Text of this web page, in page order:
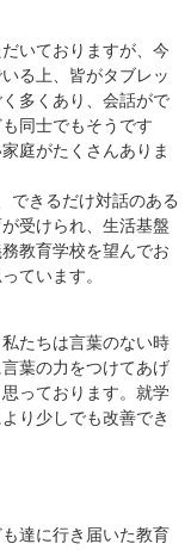
いておりますが、今
る上、皆がタブレッ
多くあり、会話がで
同士でもそうです
庭がたくさんありま
できるだけ対話のある
受けられ、生活基盤
教育学校を望んでお
ています。
たちは言葉のない時
葉の力をつけてあげ
っております。就学
り少しでも改善でき
達に行き届いた教育